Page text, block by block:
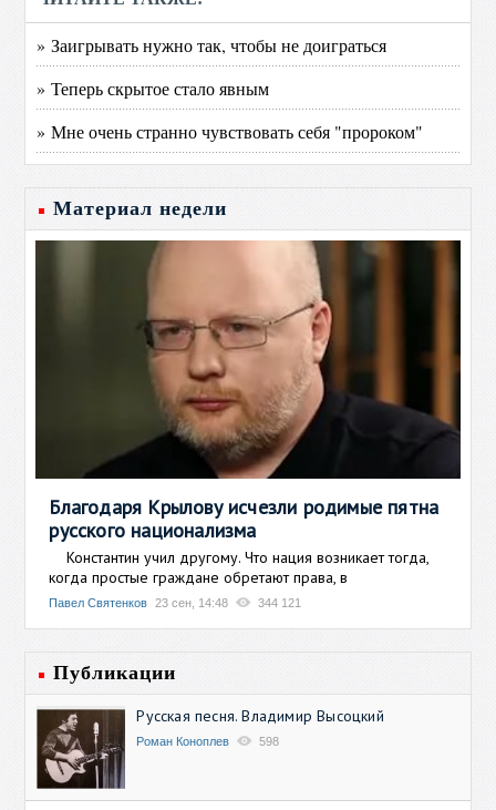
» Заигрывать нужно так, чтобы не доиграться
» Теперь скрытое стало явным
» Мне очень странно чувствовать себя "пророком"
Материал недели
Благодаря Крылову исчезли родимые пятна
русского национализма
Константин учил другому. Что нация возникает тогда,
когда простые граждане обретают права, в
Павел Святенков 23 сен, 14:48 344 121
Публикации
Русская песня. Владимир Высоцкий
Роман Коноплев 598